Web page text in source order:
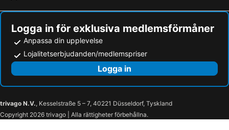
Logga in för exklusiva medlemsförmåner
Anpassa din upplevelse
Lojalitetserbjudanden/medlemspriser
Logga in
trivago N.V., Kesselstraße 5 – 7, 40221 Düsseldorf, Tyskland
Copyright 2026 trivago | Alla rättigheter förbehållna.